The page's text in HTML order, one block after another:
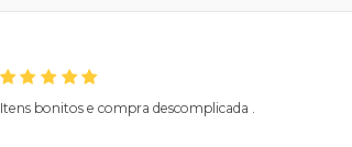
Itens bonitos e compra descomplicada .